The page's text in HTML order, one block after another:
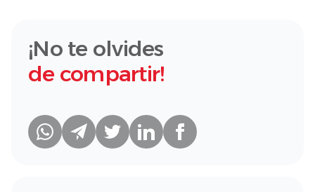
¡No te olvides
de compartir!